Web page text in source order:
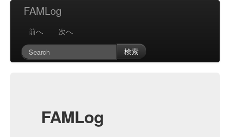
FAMLog
前へ
次へ
検索
FAMLog